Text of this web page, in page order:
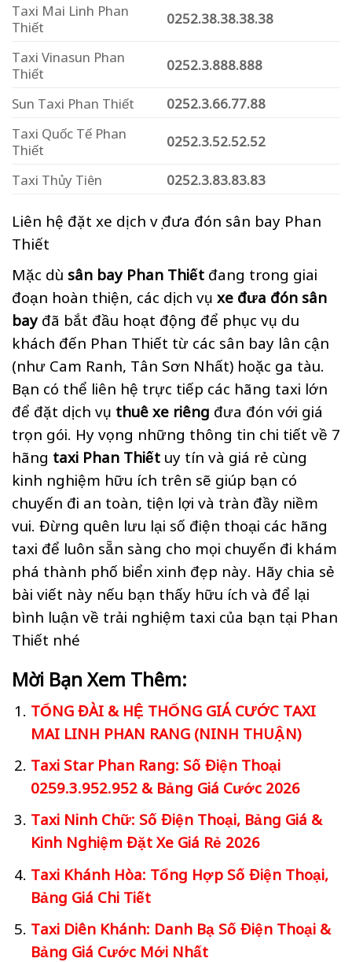
Taxi Mai Linh Phan
Thiết
0252.38.38.38.38
Taxi Vinasun Phan
Thiết
0252.3.888.888
Sun Taxi Phan Thiết
0252.3.66.77.88
Taxi Quốc Tế Phan
Thiết
0252.3.52.52.52
Taxi Thủy Tiên 0252.3.83.83.83
Liên hệ đặt xe dịch vụ đưa đón sân bay Phan
Thiết
Mặc dù sân bay Phan Thiết đang trong giai
đoạn hoàn thiện, các dịch vụ xe đưa đón sân
bay đã bắt đầu hoạt động để phục vụ du
khách đến Phan Thiết từ các sân bay lân cận
(như Cam Ranh, Tân Sơn Nhất) hoặc ga tàu.
Bạn có thể liên hệ trực tiếp các hãng taxi lớn
để đặt dịch vụ thuê xe riêng đưa đón với giá
trọn gói. Hy vọng những thông tin chi tiết về 7
hãng taxi Phan Thiết uy tín và giá rẻ cùng
kinh nghiệm hữu ích trên sẽ giúp bạn có
chuyến đi an toàn, tiện lợi và tràn đầy niềm
vui. Đừng quên lưu lại số điện thoại các hãng
taxi để luôn sẵn sàng cho mọi chuyến đi khám
phá thành phố biển xinh đẹp này. Hãy chia sẻ
bài viết này nếu bạn thấy hữu ích và để lại
bình luận về trải nghiệm taxi của bạn tại Phan
Thiết nhé
Mời Bạn Xem Thêm:
TỔNG ĐÀI & HỆ THỐNG GIÁ CƯỚC TAXI
MAI LINH PHAN RANG (NINH THUẬN)
Taxi Star Phan Rang: Số Điện Thoại
0259.3.952.952 & Bảng Giá Cước 2026
Taxi Ninh Chữ: Số Điện Thoại, Bảng Giá &
Kinh Nghiệm Đặt Xe Giá Rẻ 2026
Taxi Khánh Hòa: Tổng Hợp Số Điện Thoại,
Bảng Giá Chi Tiết
Taxi Diên Khánh: Danh Bạ Số Điện Thoại &
Bảng Giá Cước Mới Nhất